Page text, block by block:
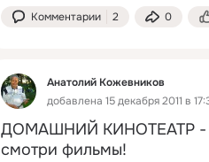
Комментарии 2 0
Анатолий Кожевников
добавлена 15 декабря 2011 в
ДОМАШНИЙ КИНОТЕАТР -
смотри фильмы!